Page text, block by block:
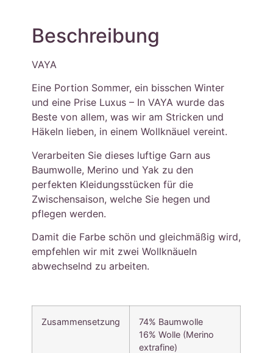
Beschreibung
VAYA
Eine Portion Sommer, ein bisschen Winter
und eine Prise Luxus – In VAYA wurde das
Beste von allem, was wir am Stricken und
Häkeln lieben, in einem Wollknäuel vereint.
Verarbeiten Sie dieses luftige Garn aus
Baumwolle, Merino und Yak zu den
perfekten Kleidungsstücken für die
Zwischensaison, welche Sie hegen und
pflegen werden.
Damit die Farbe schön und gleichmäßig wird,
empfehlen wir mit zwei Wollknäueln
abwechselnd zu arbeiten.
Zusammensetzung
74% Baumwolle
16% Wolle (Merino
extrafine)